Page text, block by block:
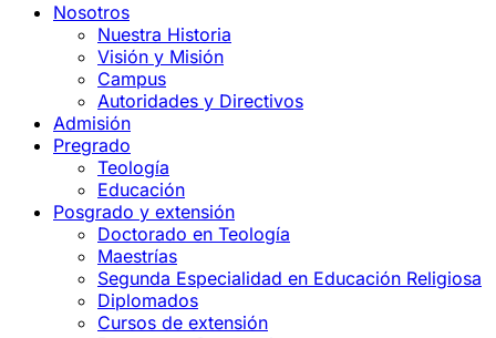
Nosotros
Nuestra Historia
Visión y Misión
Campus
Autoridades y Directivos
Admisión
Pregrado
Teología
Educación
Posgrado y extensión
Doctorado en Teología
Maestrías
Segunda Especialidad en Educación Religiosa
Diplomados
Cursos de extensión